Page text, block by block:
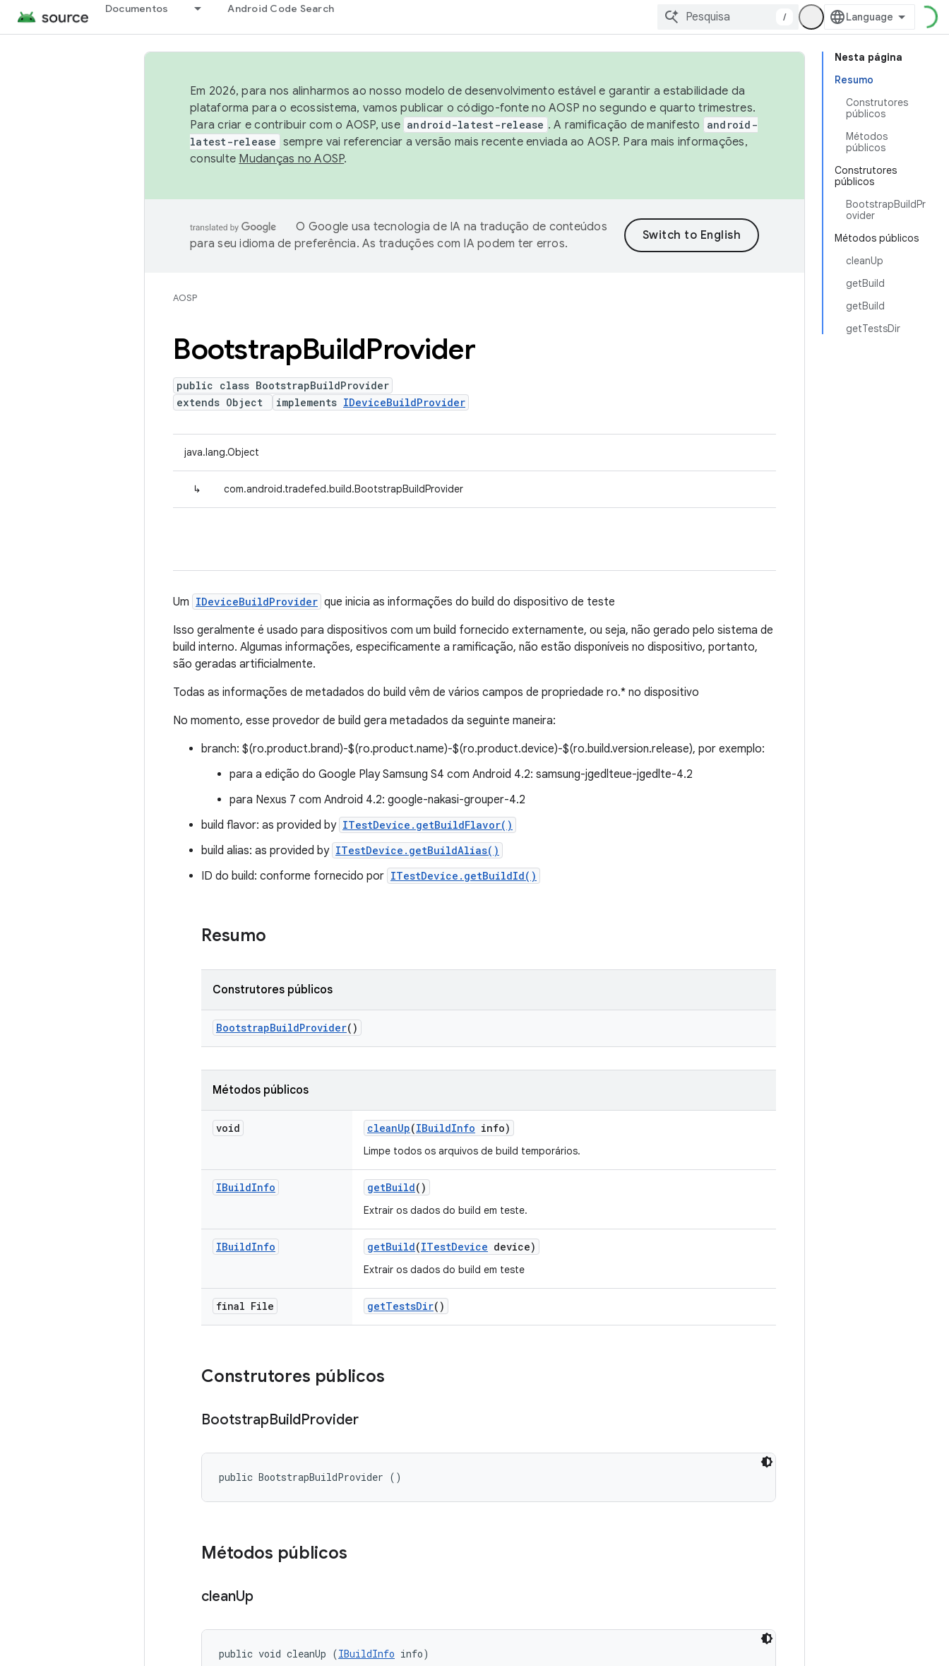
Documentos Android Code Search
/
Nesta página
Resumo
Construtores
públicos
Métodos
públicos
Construtores
públicos
BootstrapBuildPr
ovider
Métodos públicos
cleanUp
getBuild
getBuild
getTestsDir
Em 2026, para nos alinharmos ao nosso modelo de desenvolvimento estável e garantir a estabilidade da
plataforma para o ecossistema, vamos publicar o código-fonte no AOSP no segundo e quarto trimestres.
Para criar e contribuir com o AOSP, use android-latest-release . A ramificação de manifesto
android-
latest-release sempre vai referenciar a versão mais recente enviada ao AOSP. Para mais informações,
consulte Mudanças no AOSP.
O Google usa tecnologia de IA na tradução de conteúdos
para seu idioma de preferência. As traduções com IA podem ter erros.
AOSP
BootstrapBuildProvider
public class BootstrapBuildProvider
extends Object
implements IDeviceBuildProvider
java.lang.Object
↳ com.android.tradefed.build.BootstrapBuildProvider
Um IDeviceBuildProvider que inicia as informações do build do dispositivo de teste
Isso geralmente é usado para dispositivos com um build fornecido externamente, ou seja, não gerado pelo sistema de
build interno. Algumas informações, especificamente a ramificação, não estão disponíveis no dispositivo, portanto,
são geradas artificialmente.
Todas as informações de metadados do build vêm de vários campos de propriedade ro.* no dispositivo
No momento, esse provedor de build gera metadados da seguinte maneira:
branch: $(ro.product.brand)-$(ro.product.name)-$(ro.product.device)-$(ro.build.version.release), por exemplo:
para a edição do Google Play Samsung S4 com Android 4.2: samsung-jgedlteue-jgedlte-4.2
para Nexus 7 com Android 4.2: google-nakasi-grouper-4.2
build flavor: as provided by ITestDevice.getBuildFlavor()
build alias: as provided by ITestDevice.getBuildAlias()
ID do build: conforme fornecido por ITestDevice.getBuildId()
Resumo
Construtores públicos
BootstrapBuildProvider()
Métodos públicos
void cleanUp(IBuildInfo info)
Limpe todos os arquivos de build temporários.
IBuildInfo getBuild()
Extrair os dados do build em teste.
IBuildInfo getBuild(ITestDevice device)
Extrair os dados do build em teste
final File getTestsDir()
Construtores públicos
BootstrapBuildProvider
public BootstrapBuildProvider ()
Métodos públicos
cleanUp
public void cleanUp (IBuildInfo info)